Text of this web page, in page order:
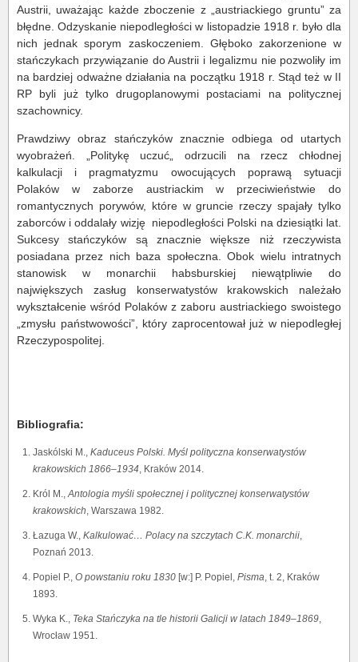
Austrii, uważając każde zboczenie z „austriackiego gruntu” za
błędne. Odzyskanie niepodległości w listopadzie 1918 r. było dla
nich jednak sporym zaskoczeniem. Głęboko zakorzenione w
stańczykach przywiązanie do Austrii i legalizmu nie pozwoliły im
na bardziej odważne działania na początku 1918 r. Stąd też w II
RP byli już tylko drugoplanowymi postaciami na politycznej
szachownicy.
Prawdziwy obraz stańczyków znacznie odbiega od utartych
wyobrażeń. „Politykę uczuć„ odrzucili na rzecz chłodnej
kalkulacji i pragmatyzmu owocujących poprawą sytuacji
Polaków w zaborze austriackim w przeciwieństwie do
romantycznych porywów, które w gruncie rzeczy spajały tylko
zaborców i oddalały wizję niepodległości Polski na dziesiątki lat.
Sukcesy stańczyków są znacznie większe niż rzeczywista
posiadana przez nich baza społeczna. Obok wielu intratnych
stanowisk w monarchii habsburskiej niewątpliwie do
największych zasług konserwatystów krakowskich należało
wykształcenie wśród Polaków z zaboru austriackiego swoistego
„zmysłu państwowości”, który zaprocentował już w niepodległej
Rzeczypospolitej.
Bibliografia:
Jaskólski M., Kaduceus Polski. Myśl polityczna konserwatystów
krakowskich 1866–1934 , Kraków 2014.
Król M., Antologia myśli społecznej i politycznej konserwatystów
krakowskich , Warszawa 1982.
Łazuga W., Kalkulować… Polacy na szczytach C.K. monarchii
Poznań 2013.
Popiel P., O powstaniu roku 1830 [w:] P. Popiel, Pisma , t. 2, Kraków
1893.
Wyka K., Teka Stańczyka na tle historii Galicji w latach 1849–1869
Wrocław 1951.